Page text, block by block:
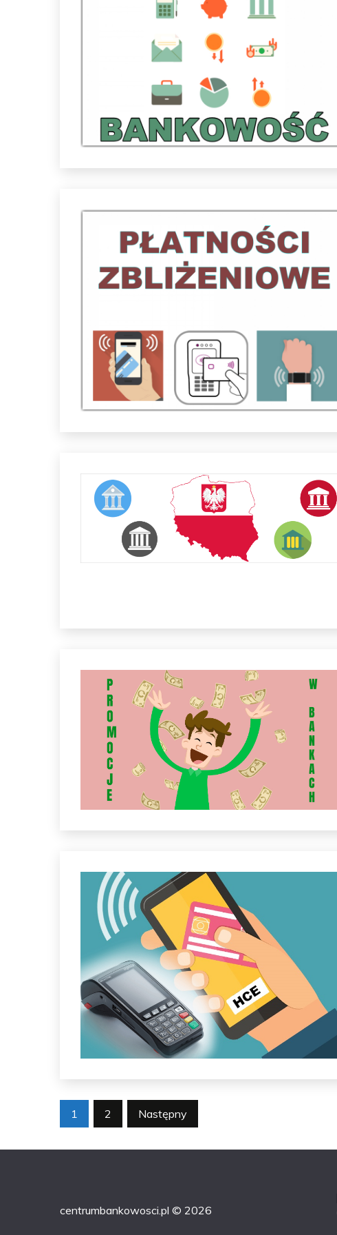
Stronicowanie
1 2 Następny
centrumbankowosci.pl © 2026